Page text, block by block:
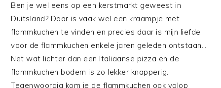
Ben je wel eens op een kerstmarkt geweest in
Duitsland? Daar is vaak wel een kraampje met
flammkuchen te vinden en precies daar is mijn liefde
voor de flammkuchen enkele jaren geleden ontstaan…
Net wat lichter dan een Italiaanse pizza en de
flammkuchen bodem is zo lekker knapperig.
Tegenwoordig kom je de flammkuchen ook volop